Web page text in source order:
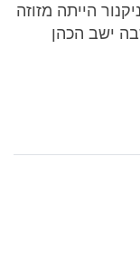
הייתה מזוזה
ישב הכהן